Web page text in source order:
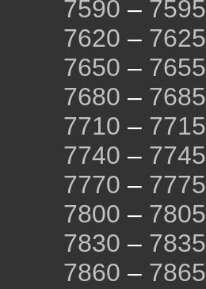
7590 – 7595
7620 – 7625
7650 – 7655
7680 – 7685
7710 – 7715
7740 – 7745
7770 – 7775
7800 – 7805
7830 – 7835
7860 – 7865